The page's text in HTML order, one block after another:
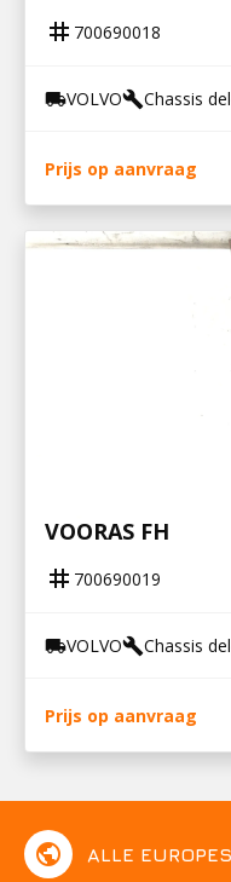
tag 700690018
local_shippingVOLVObuildChassis
Prijs op aanvraag
STEUN V
VOORAS FH
tag 700690019
local_shippingVOLVObuildChassis
Prijs op aanvraag
public ALLE